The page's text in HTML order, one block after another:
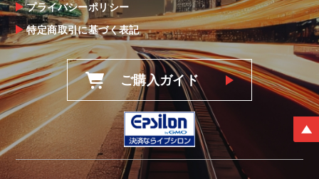
プライバシーポリシー
特定商取引に基づく表記
ご購入ガイド